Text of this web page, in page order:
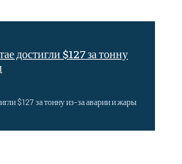
достигли $127 за тонну
$127 за тонну из-за аварии и жары